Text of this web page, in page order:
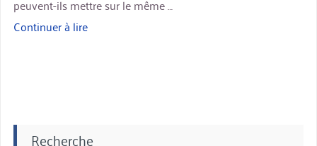
peuvent-ils mettre sur le même …
Continuer à lire« Ce
Recherche